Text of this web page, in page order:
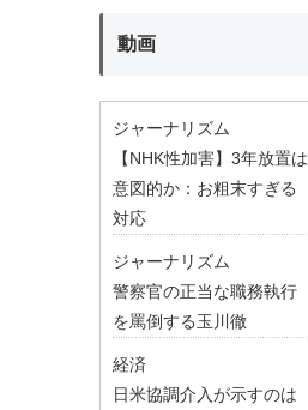
動画
ジャーナリズム
【NHK性加害】3年放置は
意図的か：お粗末すぎる
対応
ジャーナリズム
警察官の正当な職務執行
を罵倒する玉川徹
経済
日米協調介入が示すのは